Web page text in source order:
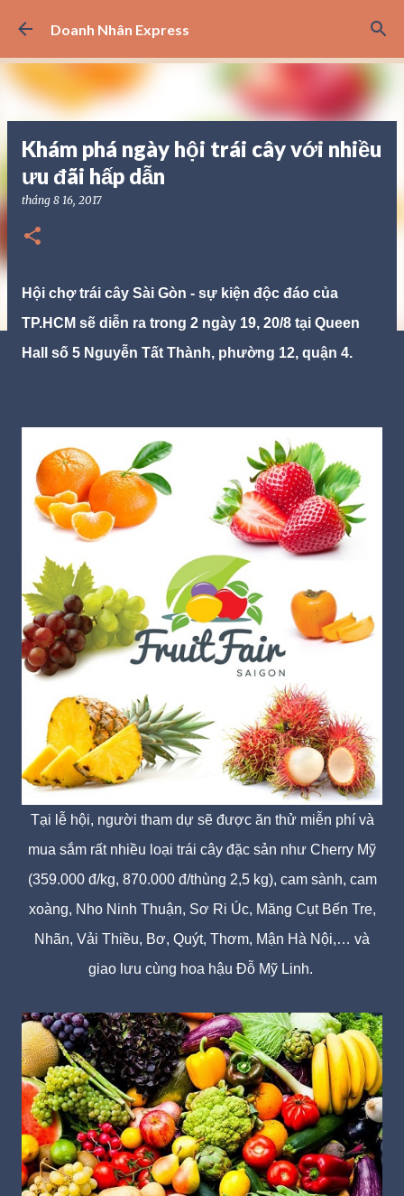
Chuyển đến nội dung chính
Doanh Nhân Express
Khám phá ngày hội trái cây với nhiều
ưu đãi hấp dẫn
tháng 8 16, 2017
Hội chợ trái cây Sài Gòn - sự kiện độc đáo của
TP.HCM sẽ diễn ra trong 2 ngày 19, 20/8 tại Queen
Hall số 5 Nguyễn Tất Thành, phường 12, quận 4.
Tại lễ hội, người tham dự sẽ được ăn thử miễn phí và
mua sắm rất nhiều loại trái cây đặc sản như Cherry Mỹ
(359.000 đ/kg, 870.000 đ/thùng 2,5 kg), cam sành, cam
xoàng, Nho Ninh Thuận, Sơ Ri Úc, Măng Cụt Bến Tre,
Nhãn, Vải Thiều, Bơ, Quýt, Thơm, Mận Hà Nội,… và
giao lưu cùng hoa hậu Đỗ Mỹ Linh.